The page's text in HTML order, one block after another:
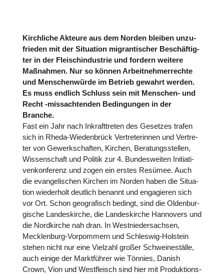
Kirch­li­che Akteure aus dem Norden bleiben unzu­
frie­den mit der Situa­tion migran­ti­scher Beschäf­tig­
ter in der Fleisch­in­dus­trie und fordern weitere
Maß­nah­men. Nur so können Arbeit­neh­mer­rechte
und Men­schen­würde im Betrieb gewahrt werden.
Es muss endlich Schluss sein mit Menschen- und
Recht ‑miss­ach­ten­den Bedin­gun­gen in der
Branche.
Fast ein Jahr nach Inkraft­tre­ten des Gesetzes trafen
sich in Rheda-Wie­den­brück Ver­tre­te­rin­nen und Ver­tre­
ter von Gewerk­schaf­ten, Kirchen, Bera­tungs­stel­len,
Wis­sen­schaft und Politik zur 4. Bun­des­wei­ten Initia­ti­
venkon­fe­renz und zogen ein erstes Resümee. Auch
die evan­ge­li­schen Kirchen im Norden haben die Situa­
tion wie­der­holt deutlich benannt und enga­gie­ren sich
vor Ort. Schon geo­gra­fisch bedingt, sind die Olden­bur­
gi­sche Lan­des­kir­che, die Lan­des­kir­che Han­no­vers und
die Nord­kir­che nah dran. In West­nie­der­sach­sen,
Meck­len­burg-Vor­pom­mern und Schles­wig-Holstein
stehen nicht nur eine Vielzahl großer Schwei­ne­ställe,
auch einige der Markt­füh­rer wie Tönnies, Danish
Crown, Vion und West­fleisch sind hier mit Pro­duk­ti­ons­